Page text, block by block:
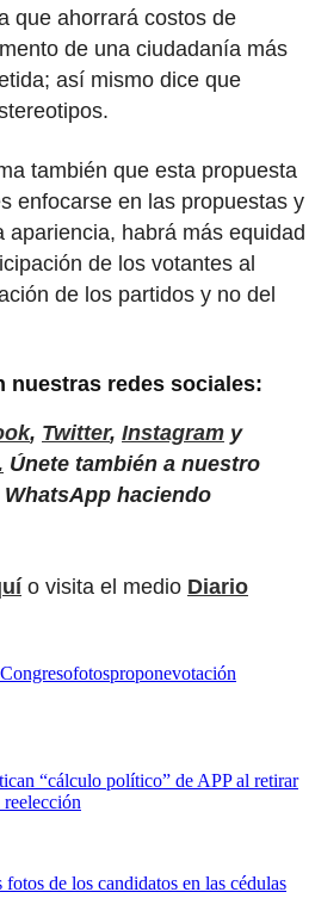
que ahorrará costos de
de una ciudadanía más
así mismo dice que
también que esta propuesta
enfocarse en las propuestas y
apariencia, habrá más equidad
de los votantes al
de los partidos y no del
nuestras redes sociales:
, Twitter, Instagram y
Únete también a nuestro
haciendo
o visita el medio Diario
Congresofotosproponevotación
“cálculo político” de APP al retirar
de los candidatos en las cédulas